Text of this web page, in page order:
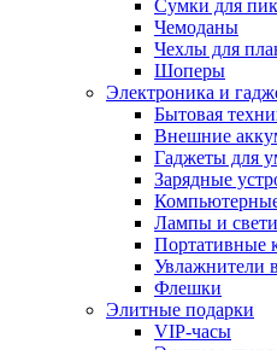
Сумки для
Чемоданы
Чехлы для
Шоперы
Электроника и
Бытовая
Внешние
Гаджеты для
Зарядные
Лампы и
Портативные
Увлажнители
Флешки
Элитные подарки
VIP-часы